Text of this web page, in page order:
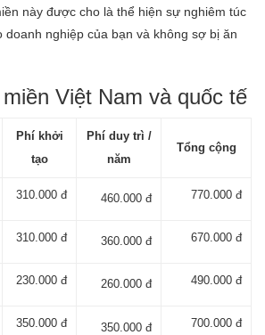
này được cho là thể hiện sự nghiêm túc
doanh nghiệp của bạn và không sợ bị ăn
Việt Nam và quốc tế
Phí khởi
tạo
Phí duy trì /
năm
Tổng cộng
310.000 đ 460.000 đ 770.000 đ
310.000 đ 360.000 đ 670.000 đ
230.000 đ 260.000 đ 490.000 đ
350.000 đ 350.000 đ 700.000 đ